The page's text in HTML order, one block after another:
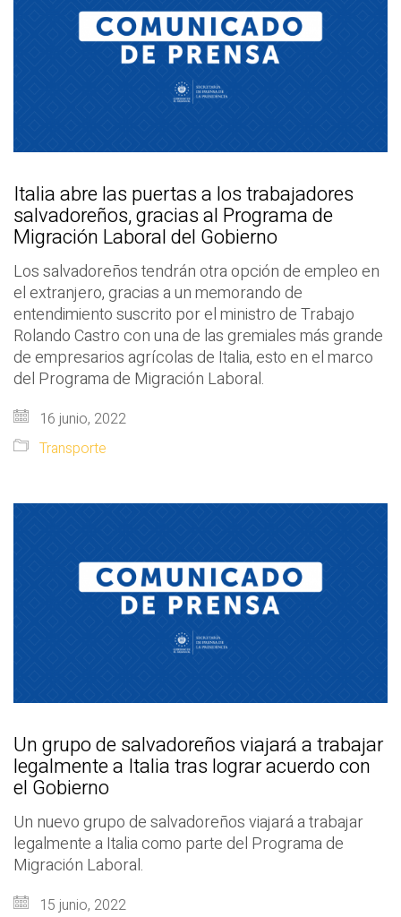
Italia abre las puertas a los trabajadores
salvadoreños, gracias al Programa de
Migración Laboral del Gobierno
Los salvadoreños tendrán otra opción de empleo en
el extranjero, gracias a un memorando de
entendimiento suscrito por el ministro de Trabajo
Rolando Castro con una de las gremiales más grande
de empresarios agrícolas de Italia, esto en el marco
del Programa de Migración Laboral.
16 junio, 2022
Transporte
Un grupo de salvadoreños viajará a trabajar
legalmente a Italia tras lograr acuerdo con
el Gobierno
Un nuevo grupo de salvadoreños viajará a trabajar
legalmente a Italia como parte del Programa de
Migración Laboral.
15 junio, 2022